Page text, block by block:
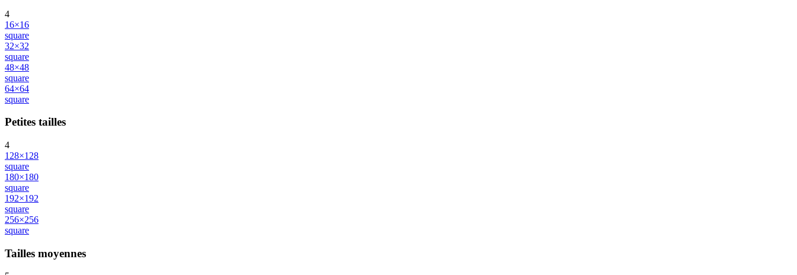
4
16×16
square
32×32
square
48×48
square
64×64
square
Petites tailles
4
128×128
square
180×180
square
192×192
square
256×256
square
Tailles moyennes